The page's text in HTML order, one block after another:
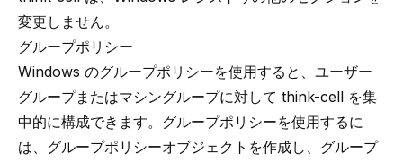
変更しません。
グループポリシー
Windows のグループポリシーを使用すると、ユーザー
グループまたはマシングループに対して think-cell を集
中的に構成できます。グループポリシーを使用するに
は、グループポリシーオブジェクトを作成し、グループ